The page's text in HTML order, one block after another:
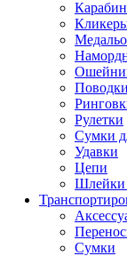
Рулетки
Сумки
Удавки
Цепи
Шлейки
Сумки